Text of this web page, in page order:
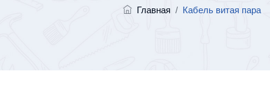
Главная / Кабель витая пара